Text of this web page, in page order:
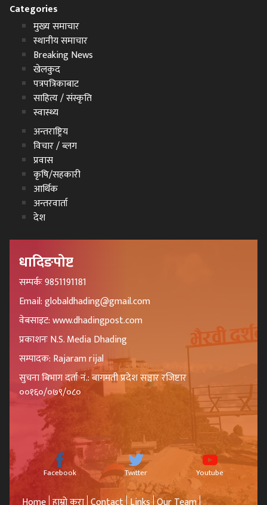
Categories
मुख्य समाचार
स्थानीय समाचार
Breaking News
खेलकुद
पत्रपत्रिकाबाट
साहित्य / संस्कृति
स्वास्थ्य
अन्तराष्ट्रिय
विचार / ब्लग
प्रवास
कृषि/सहकारी
आर्थिक
अन्तरवार्ता
देश
धादिङपोष्ट
सम्पर्कः 9851191181
Email: globaldhading@gmail.com
वेबसाइट: www.dhadingpost.com
प्रकाशनः N.S. Media Dhading
सम्पादक: Rajaram rijal
सुचना बिभाग दर्ता नं.: बागमती प्रदेश सञ्चार रजिष्टार
००१६०/०७९/०८०
Facebook Twitter Youtube